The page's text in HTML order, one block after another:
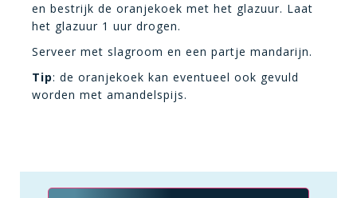
en bestrijk de oranjekoek met het glazuur. Laat
het glazuur 1 uur drogen.
Serveer met slagroom en een partje mandarijn.
Tip: de oranjekoek kan eventueel ook gevuld
worden met amandelspijs.